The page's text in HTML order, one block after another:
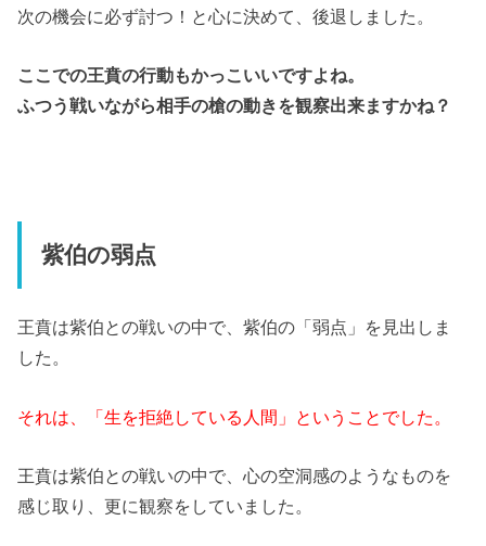
次の機会に必ず討つ！と心に決めて、後退しました。
ここでの王賁の行動もかっこいいですよね。
ふつう戦いながら相手の槍の動きを観察出来ますかね？
紫伯の弱点
王賁は紫伯との戦いの中で、紫伯の「弱点」を見出しま
した。
それは、「生を拒絶している人間」ということでした。
王賁は紫伯との戦いの中で、心の空洞感のようなものを
感じ取り、更に観察をしていました。